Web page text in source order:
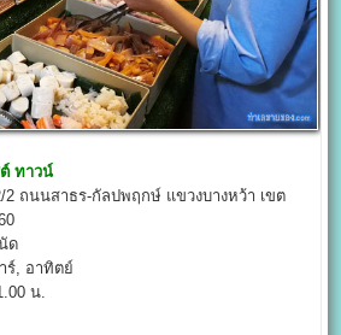
ทาวน์
2 ถนนสาธร-กัลปพฤกษ์ แขวงบางหว้า เขต
ด
ร์, อาทิตย์
น.